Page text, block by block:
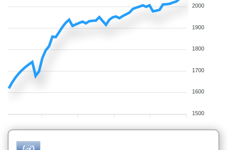
2000
1900
1800
1700
1600
1500